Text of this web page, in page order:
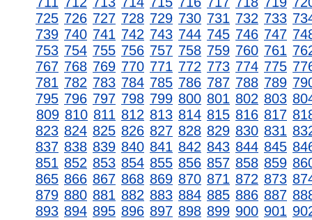
725 726 727 728 729 730 731 732 733
739 740 741 742 743 744 745 746 747
753 754 755 756 757 758 759 760 761
767 768 769 770 771 772 773 774 775
781 782 783 784 785 786 787 788 789
795 796 797 798 799 800 801 802 803
809 810 811 812 813 814 815 816 817
823 824 825 826 827 828 829 830 831
837 838 839 840 841 842 843 844 845
851 852 853 854 855 856 857 858 859
865 866 867 868 869 870 871 872 873
879 880 881 882 883 884 885 886 887
893 894 895 896 897 898 899 900 901